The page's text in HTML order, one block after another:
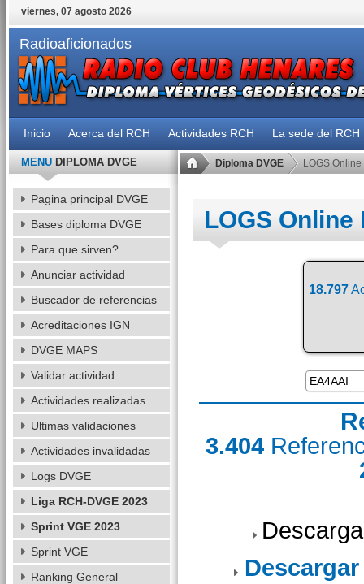
viernes, 07 agosto 2026
Radioaficionados
Inicio Acerca del RCH Actividades RCH La sede del RCH
Diploma DVGE LOGS Online
LOGS Online
18.797
3.404
MENUDIPLOMA DVGE
Pagina principal DVGE
Bases diploma DVGE
Para que sirven?
Anunciar actividad
Buscador de referencias
Acreditaciones IGN
DVGE MAPS
Validar actividad
Actividades realizadas
Ultimas validaciones
Actividades invalidadas
Logs DVGE
Liga RCH-DVGE 2023
Sprint VGE 2023
Sprint VGE
Ranking General